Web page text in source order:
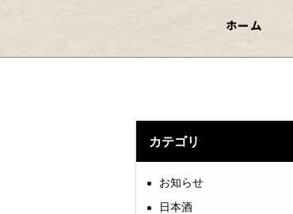
ホーム
カテゴリ
お知らせ
日本酒